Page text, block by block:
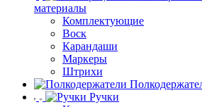
материалы
Комплектующие
Воск
Карандаши
Маркеры
Штрихи
Ручки